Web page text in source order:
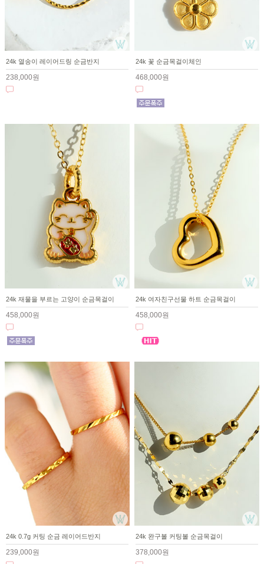
24k 열송이 레이어드링 순금반지
238,000원
24k 꽃 순금목걸이체인
468,000원
24k 재물을 부르는 고양이 순금목걸이
458,000원
24k 여자친구선물 하트 순금목걸이
458,000원
24k 0.7g 커팅 순금 레이어드반지
239,000원
24k 완구볼 커팅볼 순금목걸이
378,000원